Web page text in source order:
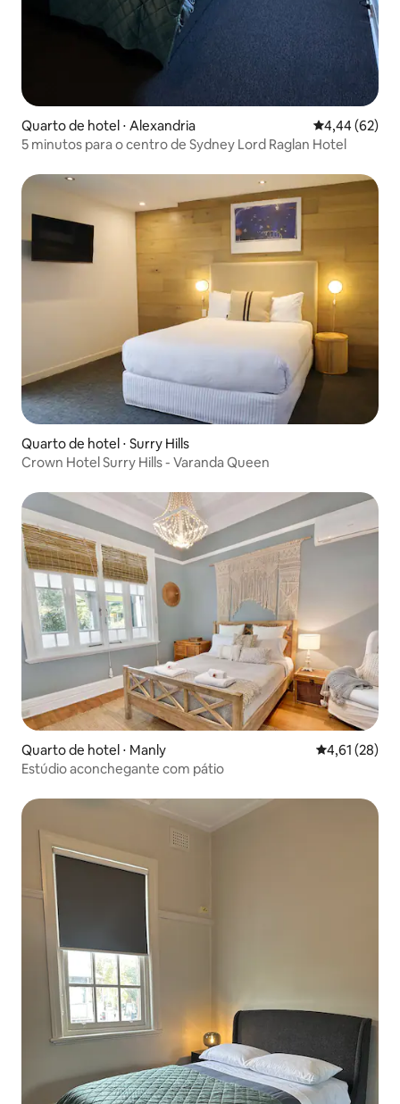
Quarto de hotel ⋅ Alexandria 4,44 de uma
4,44 (62)
5 minutos para o centro de Sydney Lord Raglan Hotel
Quarto de hotel ⋅ Surry Hills
Crown Hotel Surry Hills - Varanda Queen
Quarto de hotel ⋅ Manly 4,61 de uma
4,61 (28)
Estúdio aconchegante com pátio